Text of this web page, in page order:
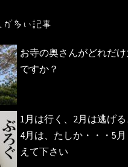
が多い記事
お寺の奥さんがどれだ
ですか？
1月は行く、2月は逃げる
4月は、たしか・・・5
えて下さい